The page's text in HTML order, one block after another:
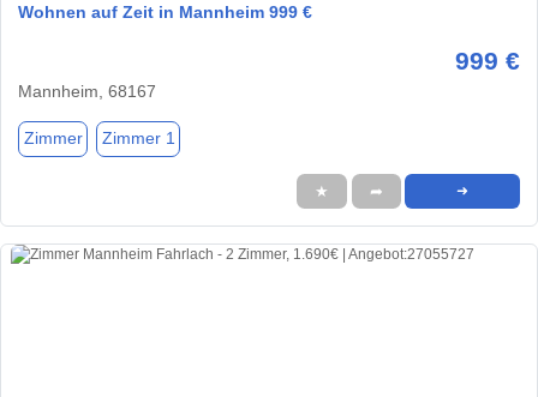
Wohnen auf Zeit in Mannheim 999 €
999 €
Mannheim, 68167
Zimmer Zimmer 1
★ ➦ ➜